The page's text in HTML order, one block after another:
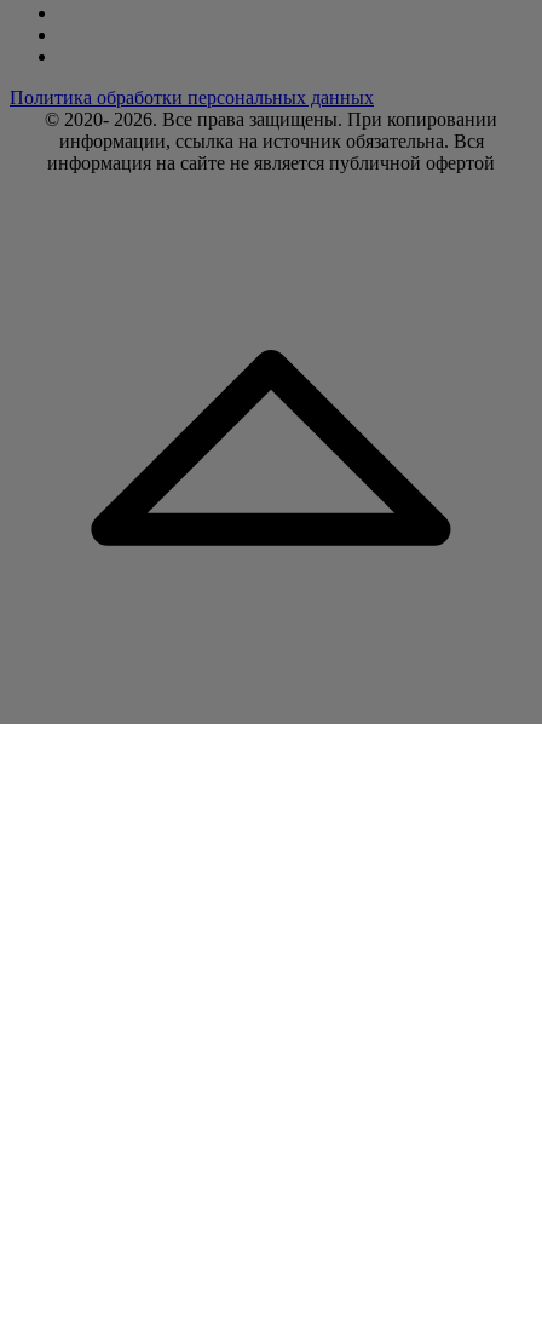
Политика обработки персональных данных
© 2020- 2026. Bce права защищены. При копировании
информации, ссылка на источник обязательна. Вся
информация на сайте не является публичной офертой